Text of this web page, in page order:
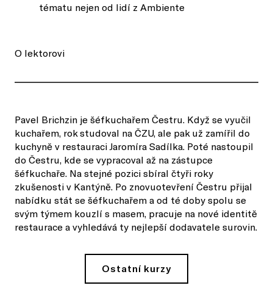
tématu nejen od lidí z Ambiente
O lektorovi
Pavel Brichzin je šéfkuchařem Čestru. Když se vyučil
kuchařem, rok studoval na ČZU, ale pak už zamířil do
kuchyně v restauraci Jaromíra Sadílka. Poté nastoupil
do Čestru, kde se vypracoval až na zástupce
šéfkuchaře. Na stejné pozici sbíral čtyři roky
zkušenosti v Kantýně. Po znovuotevření Čestru přijal
nabídku stát se šéfkuchařem a od té doby spolu se
svým týmem kouzlí s masem, pracuje na nové identitě
restaurace a vyhledává ty nejlepší dodavatele surovin.
Ostatní kurzy